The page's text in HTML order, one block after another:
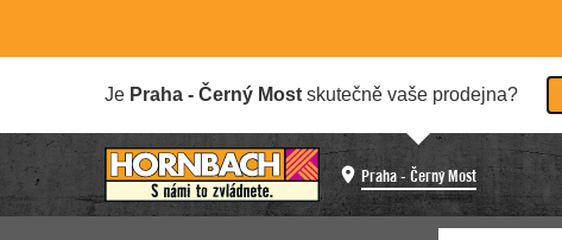
Je Praha - Černý Most skutečně vaše prodejna?
Praha - Černý Most